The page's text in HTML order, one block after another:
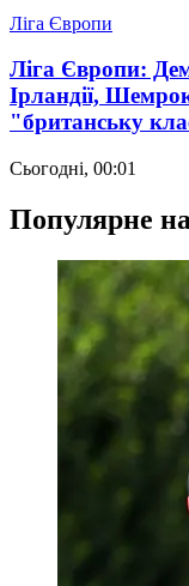
Ліга Європи
Ліга Європи:
Ірландії,
"британську
Сьогодні, 00:01
Популярне